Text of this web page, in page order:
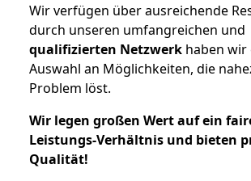
Wir verfügen über ausreichende
durch unseren umfangreichen und
qualifizierten Netzwerk haben
Auswahl an Möglichkeiten, die
Problem löst.
Wir legen großen Wert auf ein
Leistungs-Verhältnis und bieten
Qualität!